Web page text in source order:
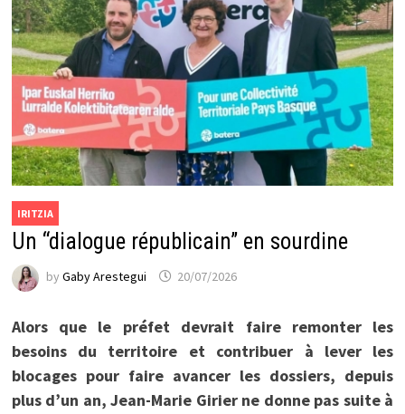
IRITZIA
Un “dialogue républicain” en sourdine
by Gaby Arestegui 20/07/2026
Alors que le préfet devrait faire remonter les
besoins du territoire et contribuer à lever les
blocages pour faire avancer les dossiers, depuis
plus d’un an, Jean-Marie Girier ne donne pas suite à